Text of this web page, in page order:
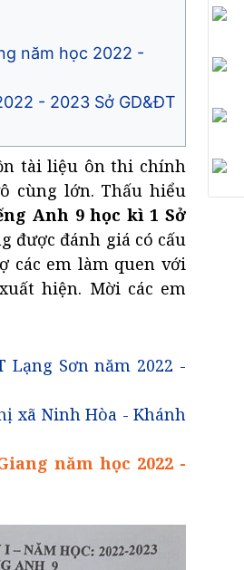
năm học 2022 -
- 2023 Sở GD&ĐT
tài liệu ôn thi chính
cùng lớn. Thấu hiểu
Anh 9 học kì 1 Sở
được đánh giá có cấu
các em làm quen với
hiện. Mời các em
Sơn năm 2022 -
xã Ninh Hòa - Khánh
năm học 2022 -